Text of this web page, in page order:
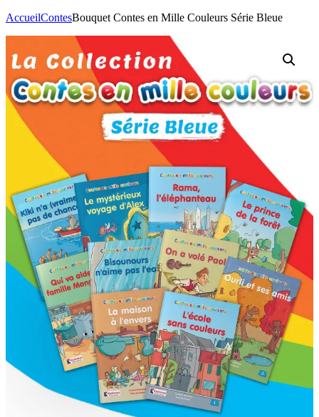
AccueilContesBouquet Contes en Mille Couleurs Série Bleue